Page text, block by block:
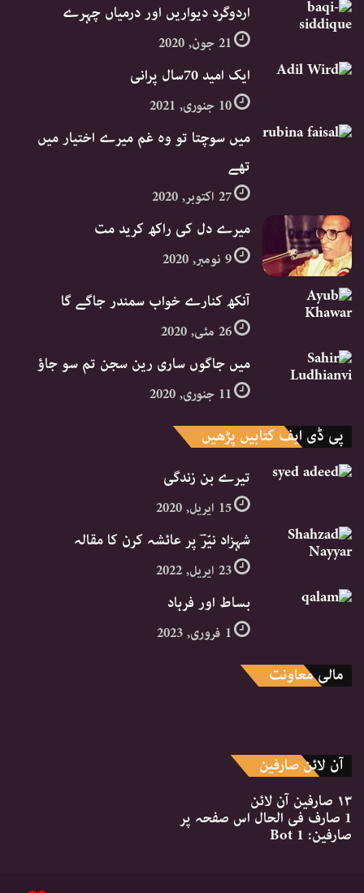
اردوگرد دیواریں اور درمیاں چہرے
21 جون, 2020
ایک امید 70سال پرانی
10 جنوری, 2021
میں سوچتا تو وہ غم میرے اختیار میں
تھے
27 اکتوبر, 2020
میرے دل کی راکھ کرید مت
9 نومبر, 2020
آنکھ کنارے خواب سمندر جاگے گا
26 مئی, 2020
میں جاگوں ساری رین سجن تم سو جاؤ
11 جنوری, 2020
پی ڈی ایف کتابیں پڑھیں
تیرے بن زندگی
15 اپریل, 2020
شہزاد نیّرؔ پر عائشہ کرن کا مقالہ
23 اپریل, 2022
بساط اور فرہاد
1 فروری, 2023
مالی معاونت
آن لائن صارفین
۱۳ صارفین
آن لائن
1 صارف فی الحال اس صفحہ پر
صارفین: 1 Bot